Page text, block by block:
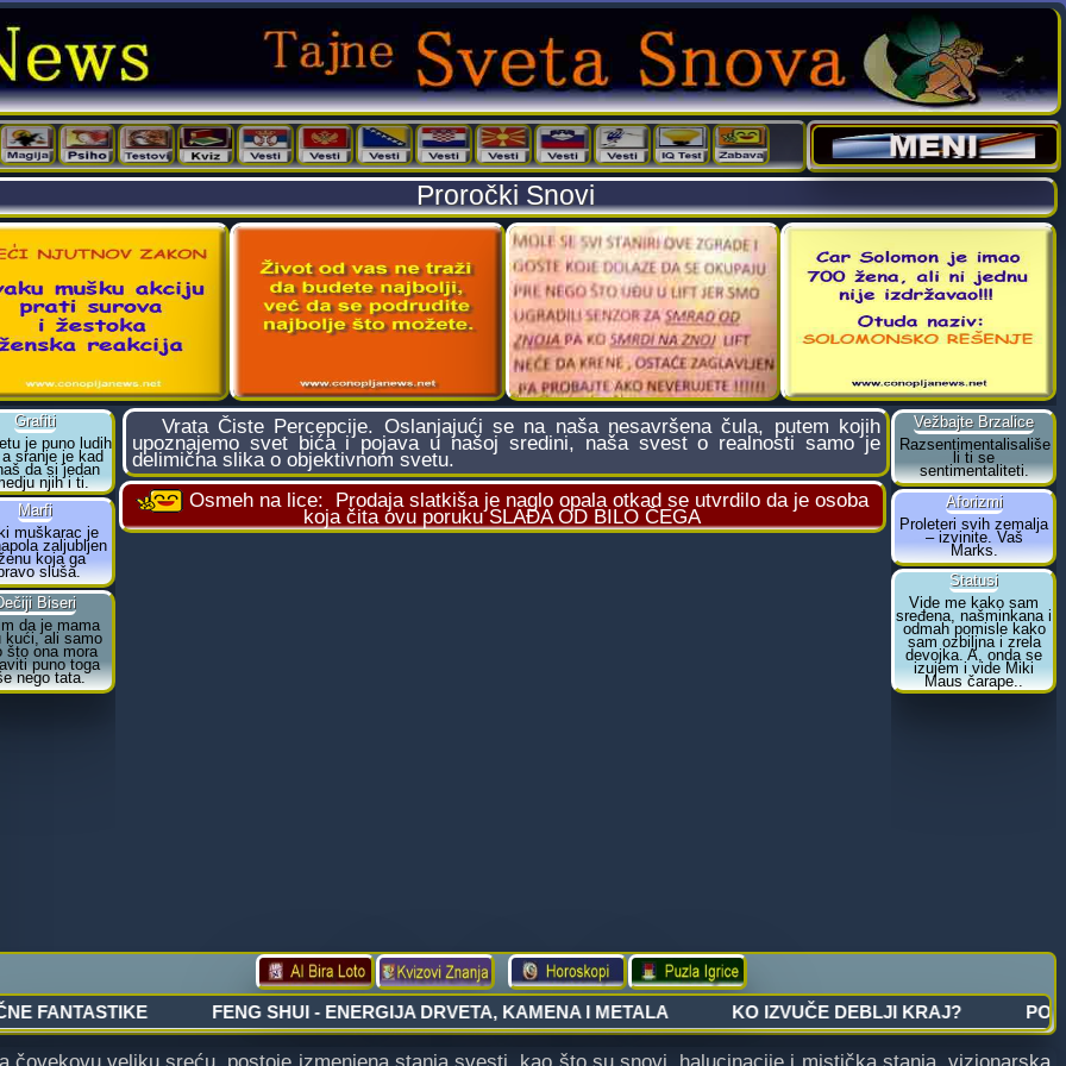
Proročki Snovi
Vrata Čiste Percepcije. Oslanjajući se na naša nesavršena čula, putem kojih
upoznajemo svet bića i pojava u našoj sredini, naša svest o realnosti samo je
delimična slika o objektivnom svetu.
Osmeh na lice: Prodaja slatkiša je naglo opala otkad se utvrdilo da je osoba
koja čita ovu poruku SLAĐA OD BILO ČEGA
veliku sreću, postoje izmenjena stanja svesti, kao što su snovi, halucinacije i mistička stanja, vizionarska